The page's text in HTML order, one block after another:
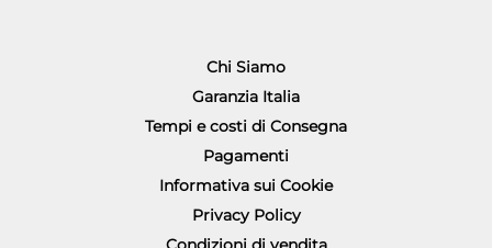
Chi Siamo
Garanzia Italia
Tempi e costi di Consegna
Pagamenti
Informativa sui Cookie
Privacy Policy